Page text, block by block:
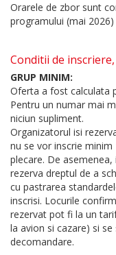
Orarele de zbor sunt
programului (mai
Conditii de
GRUP MINIM:
Oferta a fost calculata
Pentru un numar mai
niciun supliment.
Organizatorul isi
nu se vor inscrie
plecare. De
rezerva dreptul de a
cu pastrarea
inscrisi. Locurile
rezervat pot fi la un
la avion si cazare) si
decomandare.